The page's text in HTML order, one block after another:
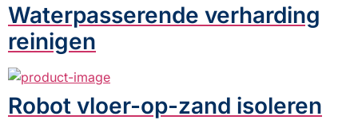
Waterpasserende verharding
reinigen
Robot vloer-op-zand isoleren